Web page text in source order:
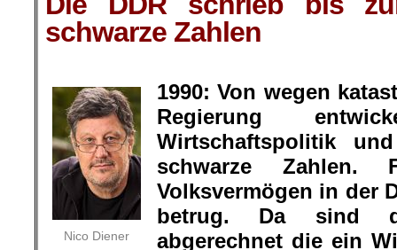
schwarze Zahlen
Nico Diener
1990: Von wegen
Regierung
Wirtschaftspolitik
schwarze
Volksvermögen in der
betrug. Da sind
abgerechnet die ein